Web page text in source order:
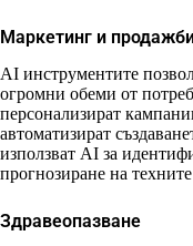
Маркетинг и
AI инструментите
огромни обеми от
персонализират
автоматизират
използват AI за
прогнозиране на
Здравеопазване